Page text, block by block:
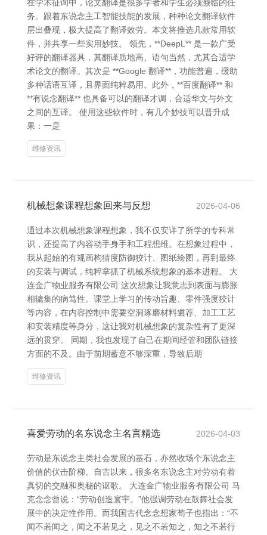
在学术征询中，论文翻译是很多学者和学生必须濒临的任
务。跟着东说念主工智能技能的发展，种种论文翻译软件
层出叠现，极大提高了翻译效劳。本文将推选几款常用软
件，并共享一些实用妙技。 领先，**DeepL** 是一款广受
好评的翻译器具，其翻译质地高、语句当然，尤其合适学
术论文的翻译。其次是 **Google 翻译**，功能普遍，缓助
多种话语互译，且界面纯粹易用。此外，**百度翻译** 和
**有说念翻译** 也具备可以的翻译才调，合适华文与外文
之间的互译。 使用这些软件时，有几个妙技可以晋升成
果：一是
维修资讯
机械想象课程想象回来与反想 2026-04-06
通过本次机械想象课程想象，我不仅安详了所学的专科常
识，还提高了内容动手身手和工程想维。在想象过程中，
我从起始的有规画构猜度防御狡计、图纸绘图，再到最终
的安装与调试，纯粹掌抓了机械系统想象的基本进程。 大
连金广物业服务有限公司 这次想象让我意志到表面与膨胀
相辘集的病笃性。课堂上学习的传动旨趣、零件强度狡计
等内容，在内容控制中需要空洞琢磨材料遴荐、加工工艺
和安装精度等身分，这让我对机械想象的复杂性有了更深
远的贯穿。 同期，我也发现了自己在期间经管和团队链接
方面的不及。由于前期蓄意不够深重，导致后期
维修资讯
喜爱劳动的名东说念主名言精选 2026-04-03
劳动是东说念主类社会发展的基石，亦然收场个东说念主
价值的伏击阶梯。自古以来，很多名东说念主对劳动有着
真切的交融和奥秘的讴歌。 大连金广物业服务有限公司 马
克念念曾说：“劳动创造寰宇。”他强调劳动在鼓舞社会发
展中的决定性作用。而我国古代念念想家荀子也指出：“不
闻不若闻之，闻之不若见之，见之不若知之，知之不若行